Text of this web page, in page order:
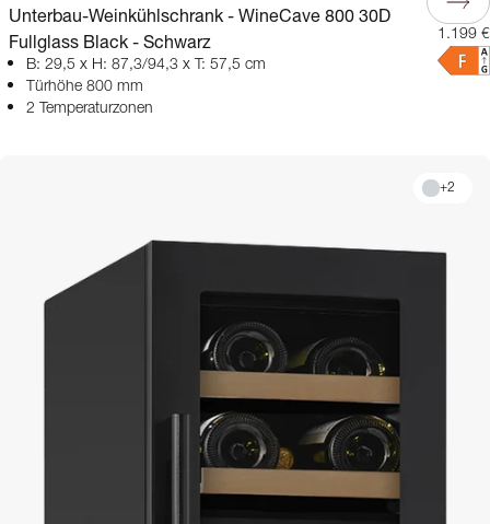
Unterbau-Weinkühlschrank - WineCave 800 30D
Fullglass Black - Schwarz
B: 29,5 x H: 87,3/94,3 x T: 57,5 cm
Türhöhe 800 mm
2 Temperaturzonen
1.199 €
+2